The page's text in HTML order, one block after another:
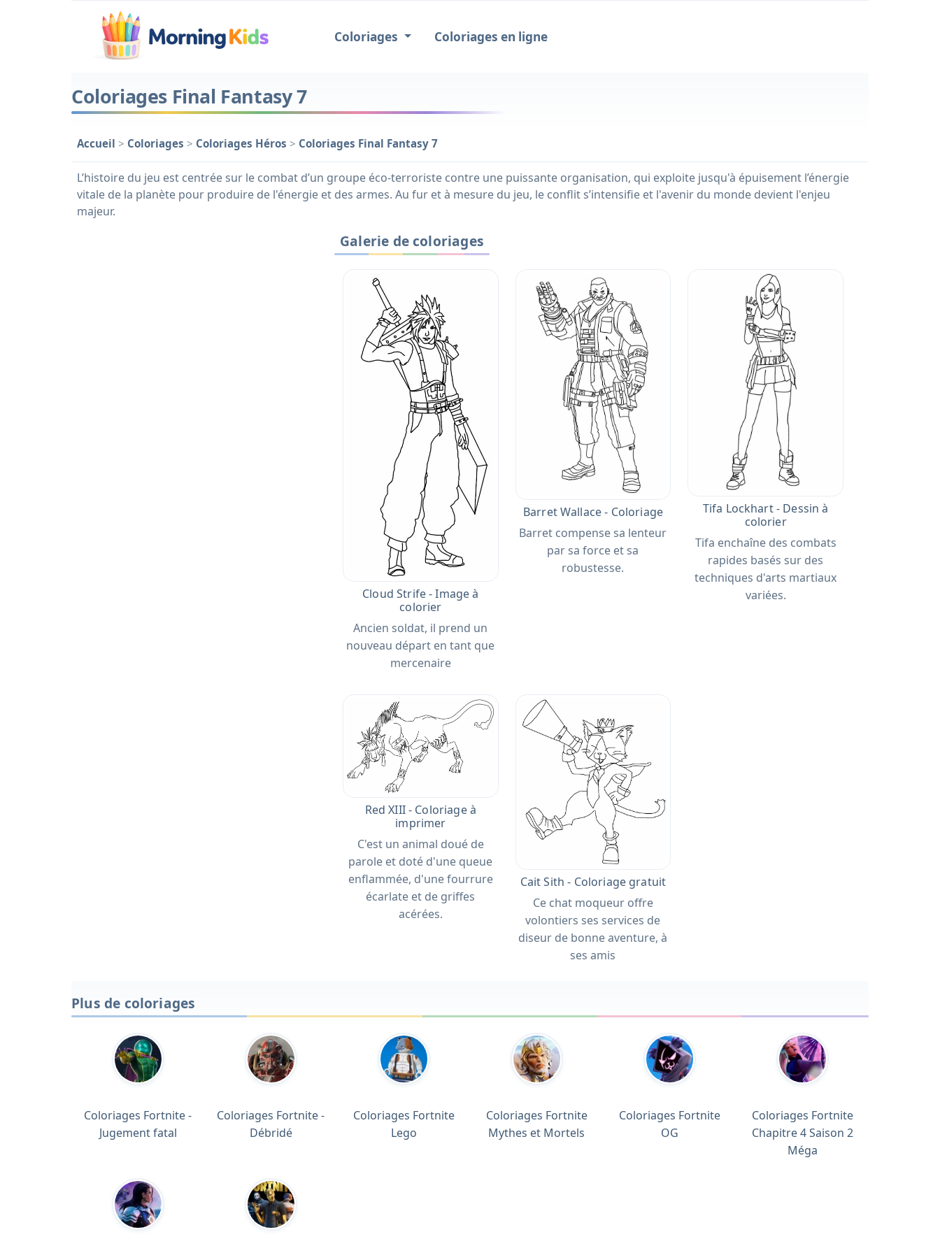
Coloriages Coloriages en ligne
Coloriages Final Fantasy 7
Accueil > Coloriages > Coloriages Héros > Coloriages Final Fantasy 7
L’histoire du jeu est centrée sur le combat d’un groupe éco-terroriste contre une puissante organisation, qui exploite jusqu'à épuisement l’énergie
vitale de la planète pour produire de l'énergie et des armes. Au fur et à mesure du jeu, le conflit s’intensifie et l'avenir du monde devient l'enjeu
majeur.
Galerie de coloriages
Cloud Strife - Image à
colorier
Ancien soldat, il prend un
nouveau départ en tant que
mercenaire
Barret Wallace - Coloriage
Barret compense sa lenteur
par sa force et sa
robustesse.
Tifa Lockhart - Dessin à
colorier
Tifa enchaîne des combats
rapides basés sur des
techniques d'arts martiaux
variées.​
Red XIII - Coloriage à
imprimer
C'est un animal doué de
parole et doté d'une queue​
enflammée, d'une fourrure
écarlate et de griffes
acérées.​​
Cait Sith - Coloriage gratuit
Ce chat moqueur offre
volontiers ses services de
diseur de bonne aventure, à
ses amis
Plus de coloriages
Coloriages Fortnite -
Jugement fatal
Coloriages Fortnite -
Débridé
Coloriages Fortnite
Lego
Coloriages Fortnite
Mythes et Mortels
Coloriages Fortnite
OG
Coloriages Fortnite
Chapitre 4 Saison 2
Méga